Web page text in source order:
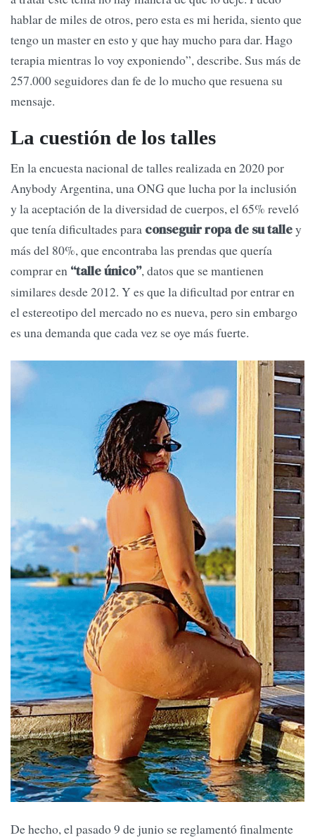
hablar de miles de otros, pero esta es mi herida, siento que
tengo un master en esto y que hay mucho para dar. Hago
terapia mientras lo voy exponiendo”, describe. Sus más de
257.000 seguidores dan fe de lo mucho que resuena su
mensaje.
La cuestión de los talles
En la encuesta nacional de talles realizada en 2020 por
Anybody Argentina, una ONG que lucha por la inclusión
y la aceptación de la diversidad de cuerpos, el 65% reveló
que tenía dificultades para conseguir ropa de su talley
más del 80%, que encontraba las prendas que quería
comprar en “talle único”, datos que se mantienen
similares desde 2012. Y es que la dificultad por entrar en
el estereotipo del mercado no es nueva, pero sin embargo
es una demanda que cada vez se oye más fuerte.
De hecho, el pasado 9 de junio se reglamentó finalmente